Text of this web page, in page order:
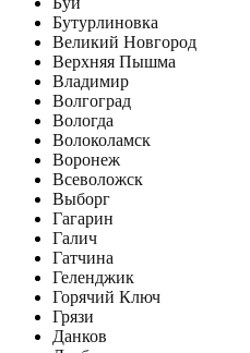
Бутурлиновка
Великий Новгород
Верхняя Пышма
Владимир
Волгоград
Вологда
Волоколамск
Воронеж
Всеволожск
Выборг
Гагарин
Галич
Гатчина
Геленджик
Горячий Ключ
Грязи
Данков